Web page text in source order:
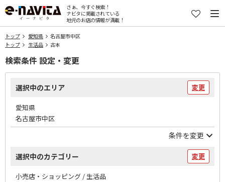
さぁ、今すぐ検索！
ナビタに掲載されている
地元のお店の情報が満載！
トップ 愛知県
名古屋市中区
トップ
生活品 古本
検索条件 設定・変更
選択中のエリア 変更
愛知県
名古屋市中区
条件を変更
選択中のカテゴリー 変更
小売店・ショッピング / 生活品